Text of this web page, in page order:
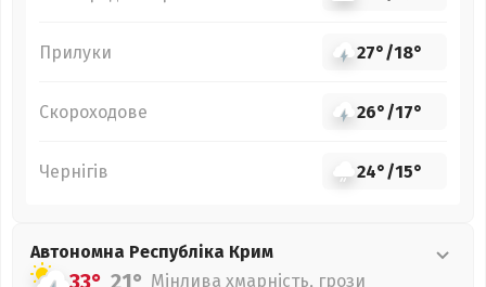
Прилуки 27°/18°
Скороходове 26°/17°
Чернігів 24°/15°
Автономна Республіка Крим
33° 21° Мінлива хмарність, грози